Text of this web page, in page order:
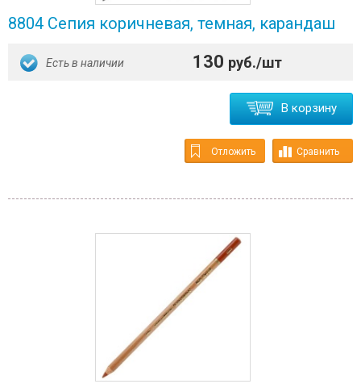
8804 Сепия коричневая, темная, карандаш
Есть в наличии 130 руб./шт
В корзину
Отложить Сравнить